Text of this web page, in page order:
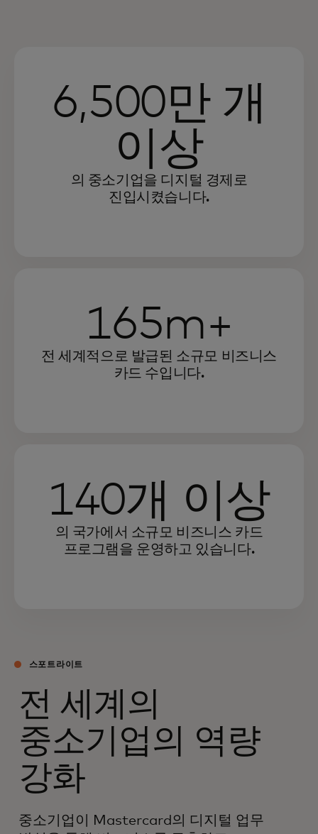
6,500만 개
이상
의 중소기업을 디지털 경제로
진입시켰습니다.
165m+
전 세계적으로 발급된 소규모 비즈니스
카드 수입니다.
140개 이상
의 국가에서 소규모 비즈니스 카드
프로그램을 운영하고 있습니다.
스포트라이트
전 세계의
중소기업의 역량
강화
중소기업이 Mastercard의 디지털 업무